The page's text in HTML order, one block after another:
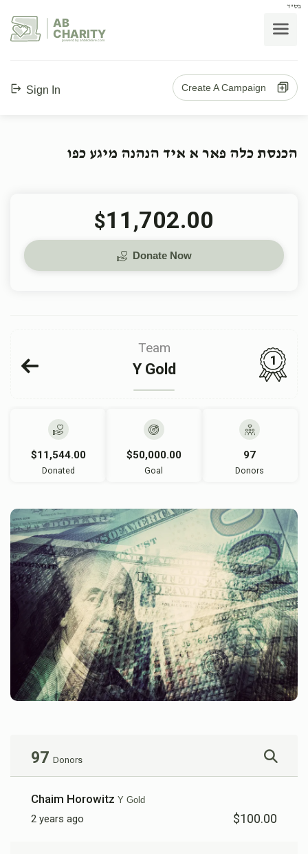
בס"ד
AB
CHARITY
powerd by ahblicklive.com
Sign In Create A Campaign
הכנסת כלה פאר א איד הנהנה מיגע כפו
$11,702.00
Donate Now
Team
Y Gold
1
$11,544.00
Donated
$50,000.00
Goal
97
Donors
97 Donors
Chaim Horowitz Y Gold
2 years ago $100.00